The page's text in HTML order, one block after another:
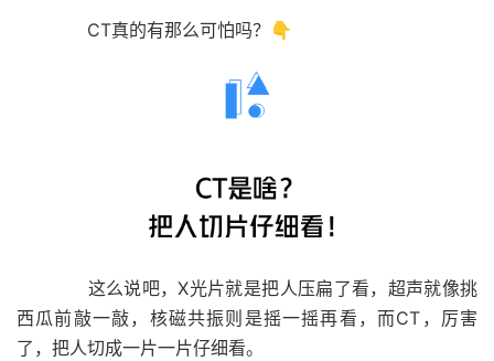
CT真的有那么可怕吗？👇
这么说吧，X光片就是把人压扁了看，超声就像挑
西瓜前敲一敲，核磁共振则是摇一摇再看，而CT，厉害
了， 把人切成一片一片仔细看。